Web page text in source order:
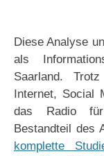
Diese Analyse
als
Saarland.
Internet, Social
das Radio
Bestandteil des
komplette